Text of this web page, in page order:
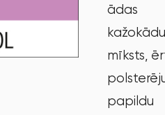
ādas
mīksts,
papildu